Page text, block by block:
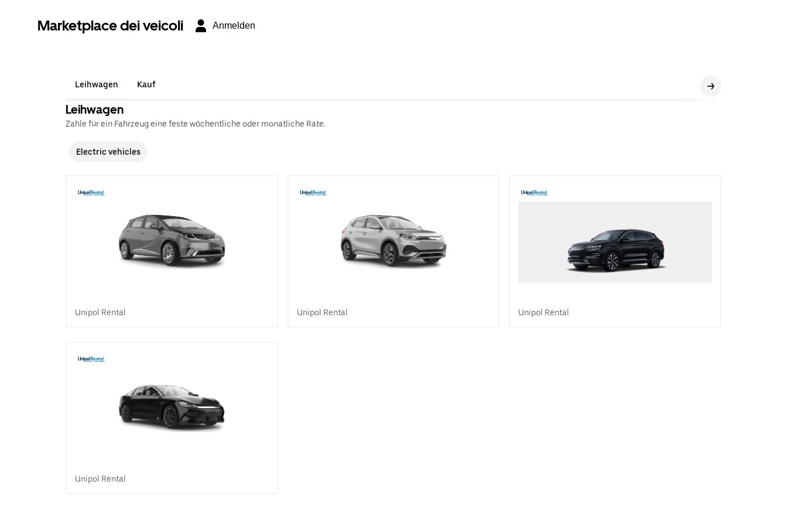
Marketplace dei veicoli Anmelden
Leihwagen Kauf
Leihwagen
Zahle für ein Fahrzeug eine feste wöchentliche oder monatliche Rate.
Electric vehicles
Unipol Rental Unipol Rental Unipol Rental
Unipol Rental